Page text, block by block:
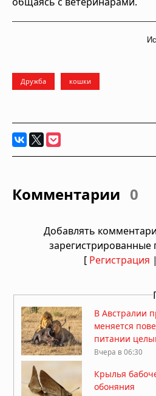
Дружба кошки
Комментарии 0
Добавлять
зарегистрированные
[ Регистрация |
В Австралии
меняется
питании
Вчера в 06:30
Крылья
обоняния